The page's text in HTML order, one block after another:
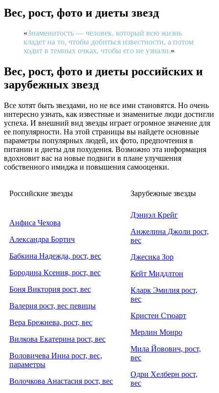
Вес, рост, фото и диеты звезд
Знаменитость — человек, который всю жизнь
кладет на то, чтобы добиться известности, а потом
ходит в темных очках, чтобы его не узнали.
Вес, рост, фото и диеты российских и
зарубежных звезд
Все хотят быть звездами, но не все ими становятся. Но очень
интересно узнать, как известные и знаменитые люди достигли
успеха. И внешний вид звезды играет огромное значение для
ее популярности. На этой страницы вы найдете основные
параметры популярных людей, их фото, предпочтения в
питании и диеты для похудения. Возможно эта информация
вдохновит вас на новые подвиги в плане улучшения
собственного имиджа и повышения самооценки.
Российские звезды Зарубежные звезды
Анфиса Чехова
Александра Бортич
Бабкина Надежда, рост, вес
Бородина Ксения, рост, вес
Боня Виктория рост, вес
Валерия рост, вес певицы
Вера Брежнева, рост, вес
Вилкова Екатерина рост, вес
Воловичева Инна рост, вес,
параметры
Волочкова Анастасия рост, вес
Дэниэл Крейг
Анжелина Джоли рост,
вес
Джесика Зор
Кейт Миддлтон
Кларк Эмилия рост,
вес
Кристен Стюарт
Мерлин Монро
Мила Йовович, рост,
вес
Одри Хелберн рост,
вес